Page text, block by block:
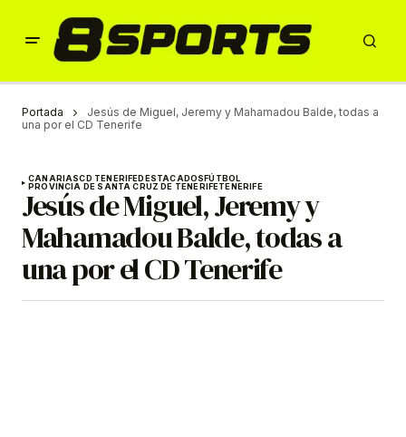
Portada
Jesús de Miguel, Jeremy y Mahamadou Balde, todas a
una por el CD Tenerife
CANARIASCD TENERIFEDESTACADOSFÚTBOL
PROVINCIA DE SANTA CRUZ DE TENERIFETENERIFE
Jesús de Miguel, Jeremy y
Mahamadou Balde, todas a
una por el CD Tenerife